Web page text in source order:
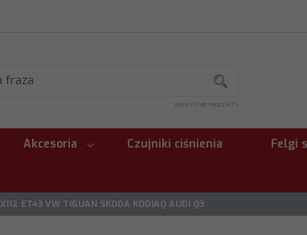
WSZYSTKIE PRODUKTY
Akcesoria Czujniki ciśnienia Felgi
ET43 VW TIGUAN SKODA KODIAQ AUDI Q3